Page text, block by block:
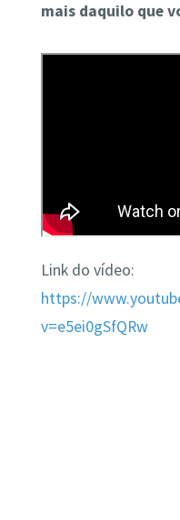
mais daquilo que
Link do vídeo:
https://
v=e5ei0gSfQRw